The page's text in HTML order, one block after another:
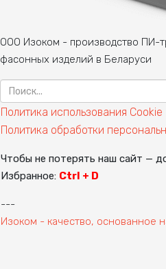
ООО Изоком - производство ПИ-
фасонных изделий в Беларуси
Политика использования Cookie
Политика обработки
Чтобы не потерять наш сайт —
Избранное: Ctrl + D
---
Изоком - качество, основанное